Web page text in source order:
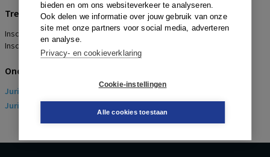
bieden en om ons websiteverkeer te analyseren.
Ook delen we informatie over jouw gebruik van onze
site met onze partners voor social media, adverteren
en analyse.
Privacy- en cookieverklaring
Cookie-instellingen
Alle cookies toestaan
Trefwoorden
Inschaling werknemer, Goed werkgeverschap, Marginale toets,
Inschaling conform beleid
Onderwerpen
Juridisch
> Arbeidsrecht
Juridisch